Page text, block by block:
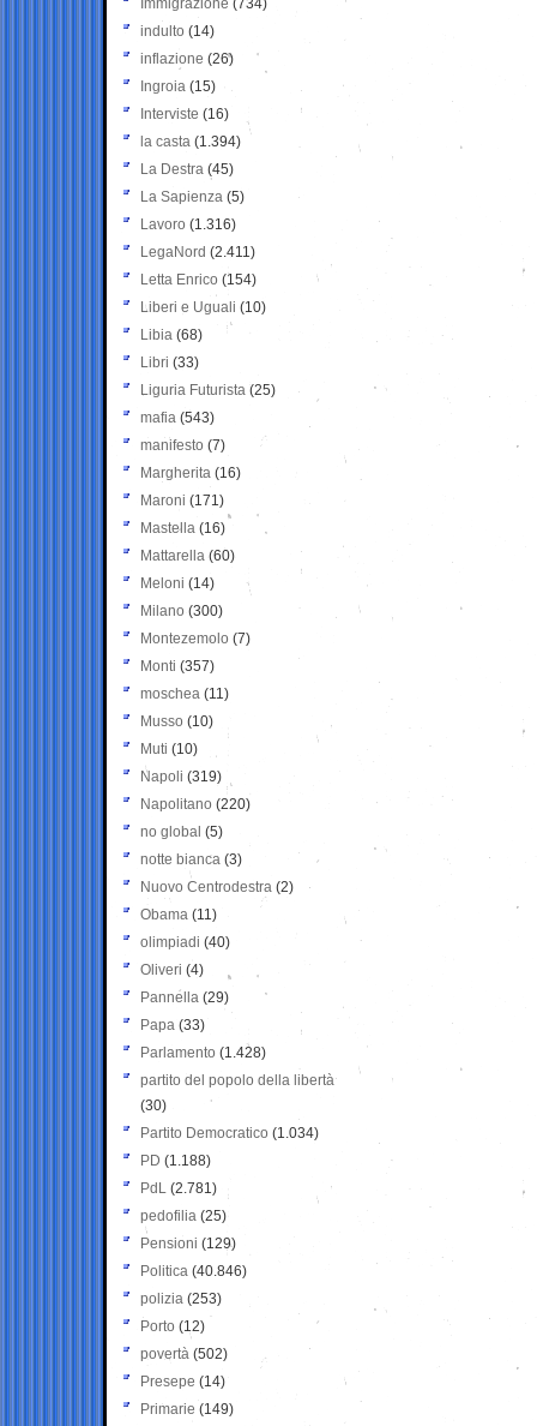
Immigrazione (734)
indulto (14)
inflazione (26)
Ingroia (15)
Interviste (16)
la casta (1.394)
La Destra (45)
La Sapienza (5)
Lavoro (1.316)
LegaNord (2.411)
Letta Enrico (154)
Liberi e Uguali (10)
Libia (68)
Libri (33)
Liguria Futurista (25)
mafia (543)
manifesto (7)
Margherita (16)
Maroni (171)
Mastella (16)
Mattarella (60)
Meloni (14)
Milano (300)
Montezemolo (7)
Monti (357)
moschea (11)
Musso (10)
Muti (10)
Napoli (319)
Napolitano (220)
no global (5)
notte bianca (3)
Nuovo Centrodestra (2)
Obama (11)
olimpiadi (40)
Oliveri (4)
Pannella (29)
Papa (33)
Parlamento (1.428)
partito del popolo della libertà
(30)
Partito Democratico (1.034)
PD (1.188)
PdL (2.781)
pedofilia (25)
Pensioni (129)
Politica (40.846)
polizia (253)
Porto (12)
povertà (502)
Presepe (14)
Primarie (149)